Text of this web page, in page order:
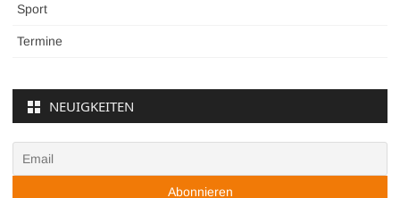
Sport
Termine
NEUIGKEITEN